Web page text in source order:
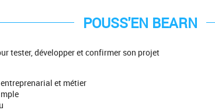
POUSS'EN BEARN
tester, développer et confirmer son projet
et métier